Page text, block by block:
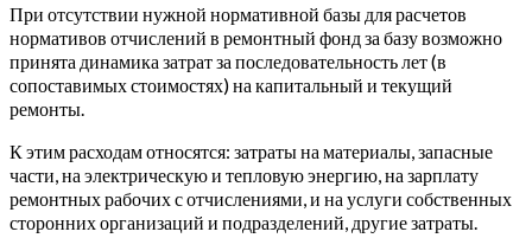
При отсутствии нужной нормативной базы для расчетов
нормативов отчислений в ремонтный фонд за базу возможно
принята динамика затрат за последовательность лет (в
сопоставимых стоимостях) на капитальный и текущий
ремонты.
К этим расходам относятся: затраты на материалы, запасные
части, на электрическую и тепловую энергию, на зарплату
ремонтных рабочих с отчислениями, и на услуги собственных
сторонних организаций и подразделений, другие затраты.